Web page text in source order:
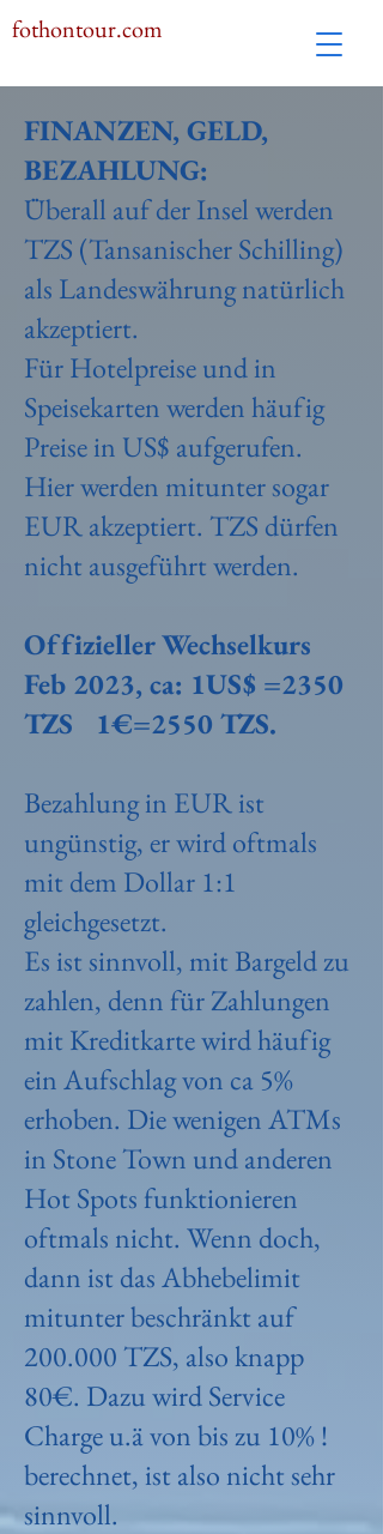
fothontour.com
FINANZEN, GELD,
BEZAHLUNG:
Überall auf der Insel werden
TZS (Tansanischer Schilling)
als Landeswährung natürlich
akzeptiert.
Für Hotelpreise und in
Speisekarten werden häufig
Preise in US$ aufgerufen.
Hier werden mitunter sogar
EUR akzeptiert. TZS dürfen
nicht ausgeführt werden.
Offizieller Wechselkurs
Feb 2023, ca: 1US$ =2350
TZS 1€=2550 TZS.
Bezahlung in EUR ist
ungünstig, er wird oftmals
mit dem Dollar 1:1
gleichgesetzt.
Es ist sinnvoll, mit Bargeld zu
zahlen, denn für Zahlungen
mit Kreditkarte wird häufig
ein Aufschlag von ca 5%
erhoben. Die wenigen ATMs
in Stone Town und anderen
Hot Spots funktionieren
oftmals nicht. Wenn doch,
dann ist das Abhebelimit
mitunter beschränkt auf
200.000 TZS, also knapp
80€. Dazu wird Service
Charge u.ä von bis zu 10% !
berechnet, ist also nicht sehr
sinnvoll.